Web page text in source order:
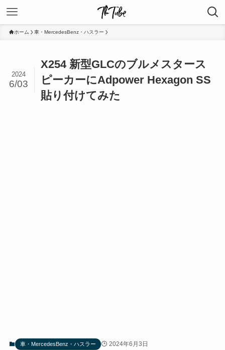
ホーム 車・MercedesBenz・ハスラー
X254 新型GLCのブルメスタース
ピーカーにAdpower Hexagon SS
貼り付けてみた
2024
6/03
車・MercedesBenz・ハスラー 2024年6月3日